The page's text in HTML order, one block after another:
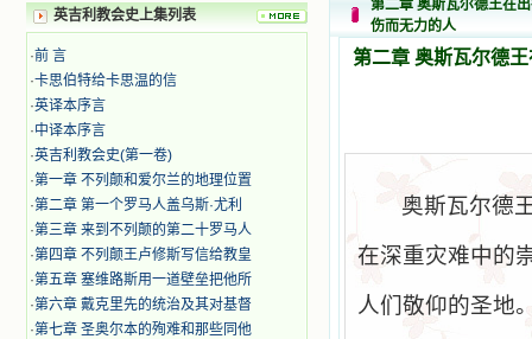
英吉利教会史上集列表
·前 言
·卡思伯特给卡思温的信
·英译本序言
·中译本序言
·英吉利教会史(第一卷)
·第一章 不列颠和爱尔兰的地理位置
·第二章 第一个罗马人盖乌斯·尤利
·第三章 来到不列颠的第二十罗马人
·第四章 不列颠王卢修斯写信给教皇
·第五章 塞维路斯用一道壁垒把他所
·第六章 戴克里先的统治及其对基督
·第七章 圣奥尔本的殉难和那些同他
第二章 奥斯瓦尔德王在
伤而无力的人
第二章 奥斯瓦尔德
奥斯瓦尔德
在深重灾难中的
人们敬仰的圣地